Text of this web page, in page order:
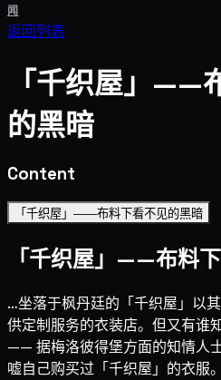
闻
返回列表
「千织屋」——
的黑暗
Content
「千织屋」——布料下看不见的黑暗
「千织屋」——布料
…坐落于枫丹廷的「千织屋」以
供定制服务的衣装店。但又有谁
—— 据梅洛彼得堡方面的知情人
嘘自己购买过「千织屋」的衣服